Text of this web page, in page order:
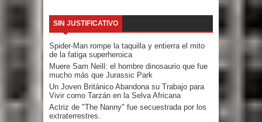
SIN JUSTIFICATIVO
Spider-Man rompe la taquilla y entierra el mito
de la fatiga superheroica
Muere Sam Neill: el hombre dinosaurio que fue
mucho más que Jurassic Park
Un Joven Británico Abandona su Trabajo para
Vivir como Tarzán en la Selva Africana
Actriz de "The Nanny" fue secuestrada por los
extraterrestres.